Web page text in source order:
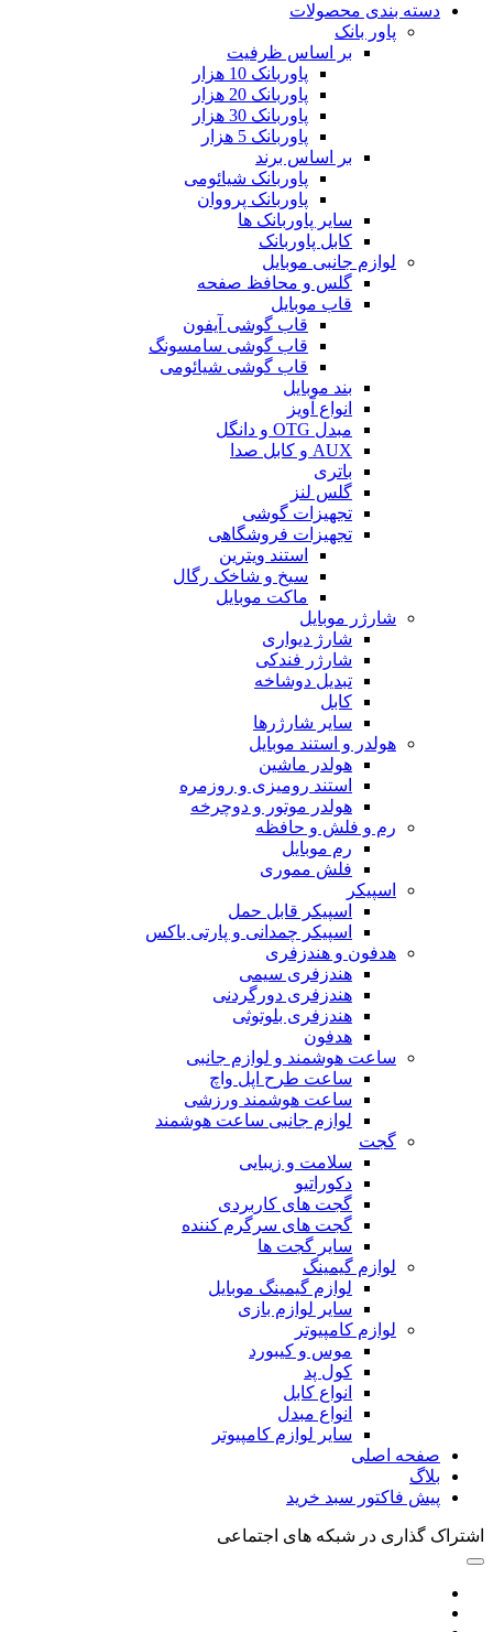
دسته بندی محصولات
پاور بانک
بر اساس ظرفیت
پاوربانک 10 هزار
پاوربانک 20 هزار
پاوربانک 30 هزار
پاوربانک 5 هزار
بر اساس برند
پاوربانک شیائومی
پاوربانک پرووان
سایر پاوربانک ها
کابل پاوربانک
لوازم جانبی موبایل
گلس و محافظ صفحه
قاب موبایل
قاب گوشی آیفون
قاب گوشی سامسونگ
قاب گوشی شیائومی
بند موبایل
انواع آویز
مبدل OTG و دانگل
AUX و کابل صدا
باتری
گلس لنز
تجهیزات گوشی
تجهیزات فروشگاهی
استند ویترین
سیخ و شاخک رگال
ماکت موبایل
شارژر موبایل
شارژ دیواری
شارژر فندکی
تبدیل دوشاخه
کابل
سایر شارژرها
هولدر و استند موبایل
هولدر ماشین
استند رومیزی و روزمره
هولدر موتور و دوچرخه
رم و فلش و حافظه
رم موبایل
فلش مموری
اسپیکر
اسپیکر قابل حمل
اسپیکر چمدانی و پارتی باکس
هدفون و هندزفری
هندزفری سیمی
هندزفری دورگردنی
هندزفری بلوتوثی
هدفون
ساعت هوشمند و لوازم جانبی
ساعت طرح اپل واچ
ساعت هوشمند ورزشی
لوازم جانبی ساعت هوشمند
گجت
سلامت و زیبایی
دکوراتیو
گجت های کاربردی
گجت های سرگرم کننده
سایر گجت ها
لوازم گیمینگ
لوازم گیمینگ موبایل
سایر لوازم بازی
لوازم کامپیوتر
موس و کیبورد
کول پد
انواع کابل
انواع مبدل
سایر لوازم کامپیوتر
صفحه اصلی
بلاگ
پیش فاکتور سبد خرید
اشتراک گذاری در شبکه های اجتماعی